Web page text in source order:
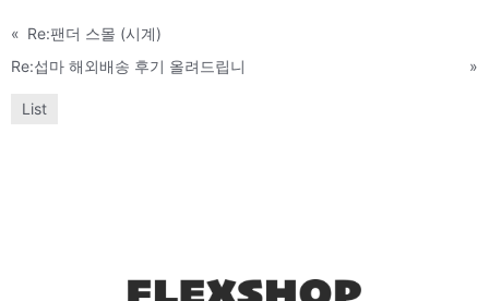
« Re:팬더 스몰 (시계)
Re:섭마 해외배송 후기 올려드립니
»
List